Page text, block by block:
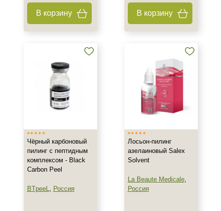
В корзину В корзину
Чёрный карбоновый
пилинг с пептидным
комплексом - Black
Carbon Peel
BTpeeL, Россия
Лосьон-пилинг
азелаиновый Salex
Solvent
La Beaute Medicale,
Россия